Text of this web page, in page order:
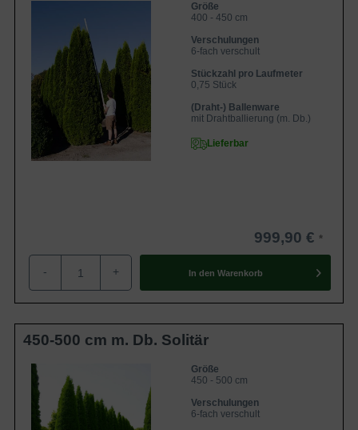
Größe
400 - 450 cm
Verschulungen
6-fach verschult
Stückzahl pro Laufmeter
0,75 Stück
(Draht-) Ballenware
mit Drahtballierung (m. Db.)
Lieferbar
999,90 €
- + In den Warenkorb
450-500 cm m. Db. Solitär
Größe
450 - 500 cm
Verschulungen
6-fach verschult